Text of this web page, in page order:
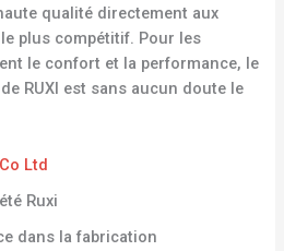
qualité directement aux
plus compétitif. Pour les
le confort et la performance, le
RUXI est sans aucun doute le
Ltd
Ruxi
dans la fabrication